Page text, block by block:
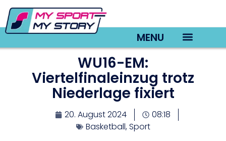
MENU
WU16-EM:
Viertelfinaleinzug trotz
Niederlage fixiert
20. August 2024
08:18
Basketball,Sport